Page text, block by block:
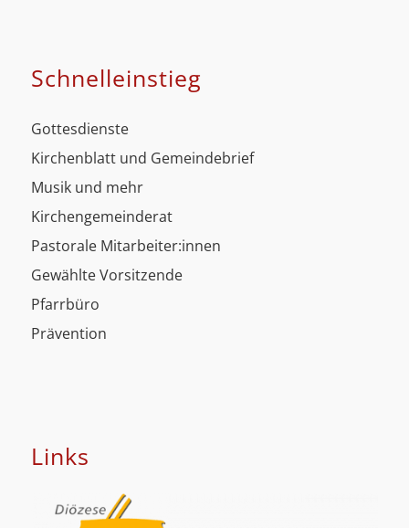
Schnell­einstieg
Gottesdienste
Kirchenblatt und Gemeindebrief
Musik und mehr
Kirchengemeinderat
Pastorale Mitarbeiter:innen
Gewählte Vorsitzende
Pfarrbüro
Prävention
Links